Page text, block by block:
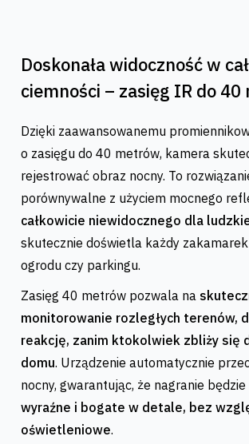
Doskonała widoczność w
ciemności – zasięg IR do
Dzięki zaawansowanemu
o zasięgu do 40 metrów, kamera
rejestrować obraz nocny. To
porównywalne z użyciem mocnego
całkowicie niewidocznego dla
skutecznie doświetla każdy
ogrodu czy parkingu.
Zasięg 40 metrów pozwala na
monitorowanie rozległych terenów,
reakcję, zanim ktokolwiek zbliży się
domu. Urządzenie automatycznie
nocny, gwarantując, że nagranie będzie
wyraźne i bogate w detale, bez
oświetleniowe.